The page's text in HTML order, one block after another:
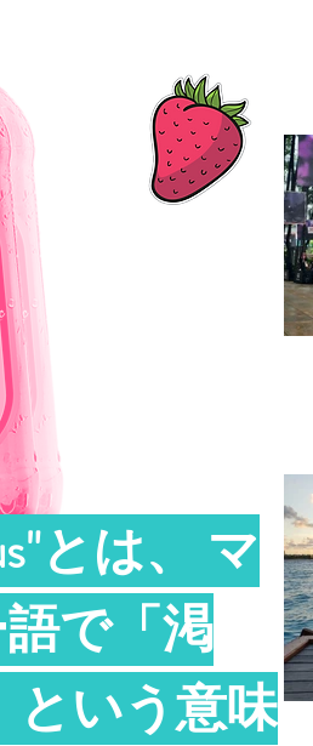
とは、 マ
で「渇
という意味